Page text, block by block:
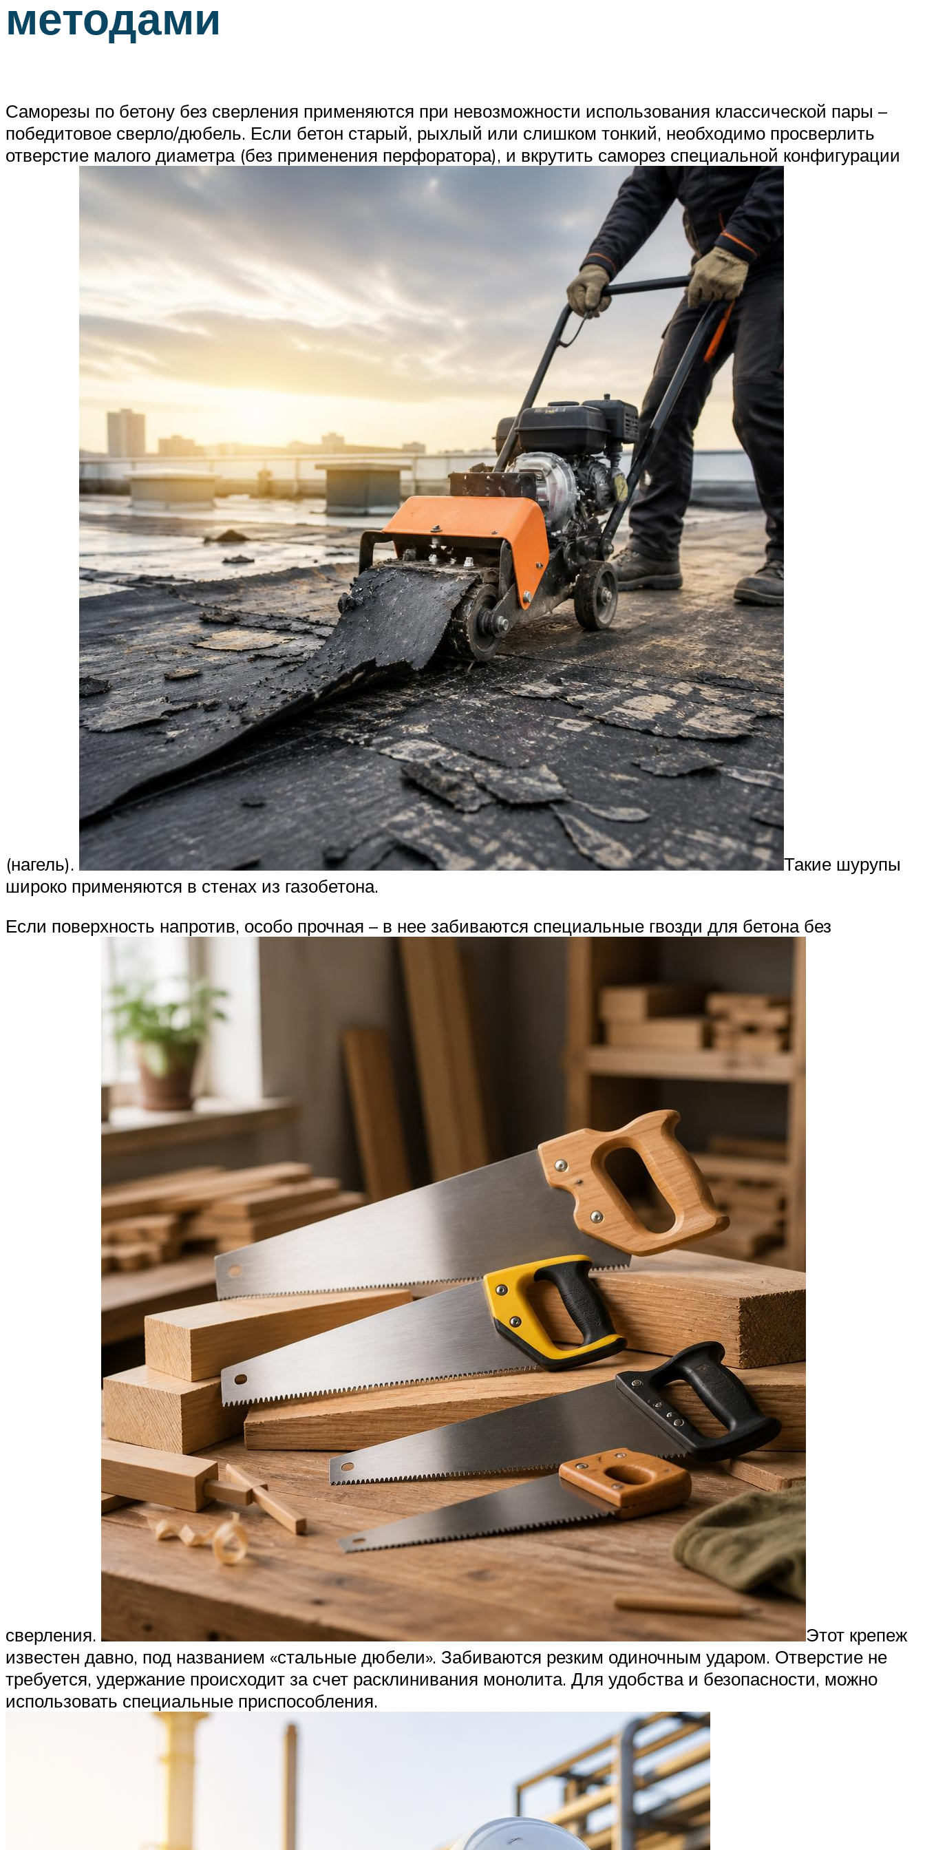
методами
Саморезы по бетону без сверления применяются при невозможности использования классической пары –
победитовое сверло/дюбель. Если бетон старый, рыхлый или слишком тонкий, необходимо просверлить
отверстие малого диаметра (без применения перфоратора), и вкрутить саморез специальной конфигурации
(нагель).
Такие шурупы
широко применяются в стенах из газобетона.
Если поверхность напротив, особо прочная – в нее забиваются специальные гвозди для бетона без
сверления.
Этот крепеж
известен давно, под названием «стальные дюбели». Забиваются резким одиночным ударом. Отверстие не
требуется, удержание происходит за счет расклинивания монолита. Для удобства и безопасности, можно
использовать специальные приспособления.